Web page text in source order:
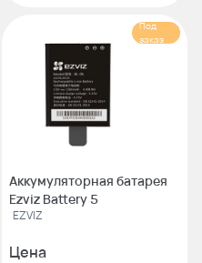
Под
заказ
Аккумуляторная батарея
Ezviz Battery 5
EZVIZ
Цена